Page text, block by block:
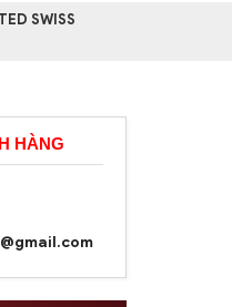
SWISS
HÀNG